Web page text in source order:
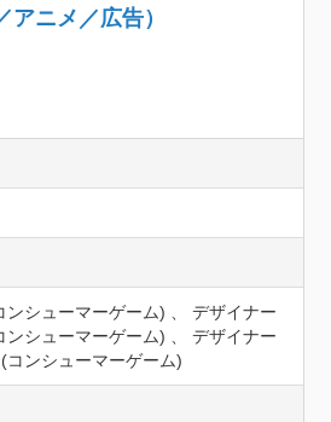
アニメ／広告）
シューマーゲーム) 、 デザイナー
ンシューマーゲーム) 、 デザイナー
コンシューマーゲーム)